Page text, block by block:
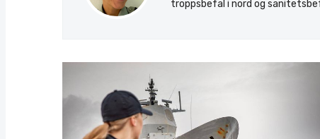
troppsbefal i nord og